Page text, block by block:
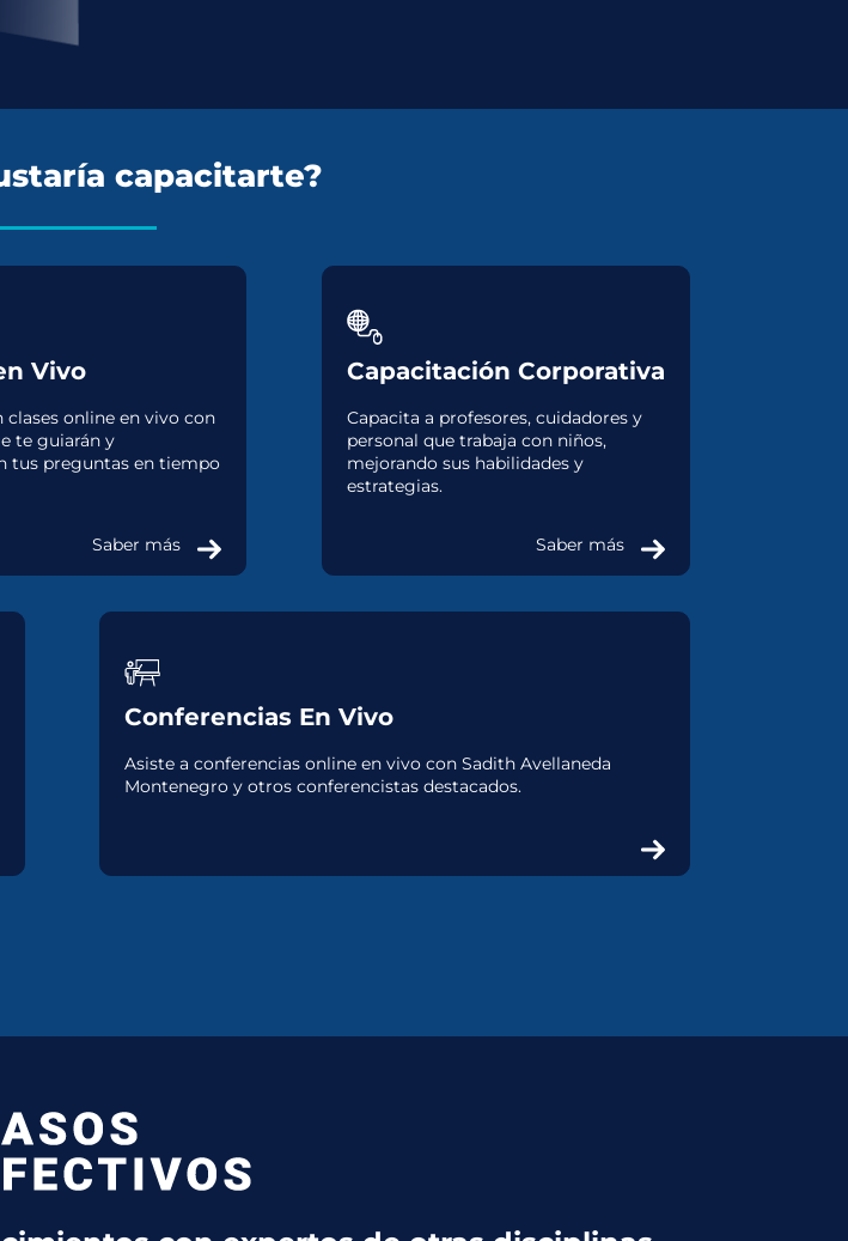
capacitarte?
Vivo
clases online en vivo con
te guiarán y
tus preguntas en tiempo
Saber más
Capacitación Corporativa
Capacita a profesores, cuidadores y
personal que trabaja con niños,
mejorando sus habilidades y
estrategias.
Saber más
Conferencias En Vivo
Asiste a conferencias online en vivo con Sadith Avellaneda
Montenegro y otros conferencistas destacados.
DIGITAL
ayuda a salvar a
adicción a las
gritos, amenazas ni